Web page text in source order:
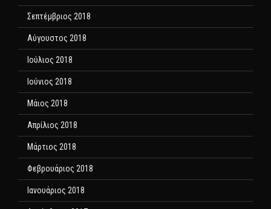
Σεπτέμβριος 2018
Αύγουστος 2018
Ιούλιος 2018
Ιούνιος 2018
Μάιος 2018
Απρίλιος 2018
Μάρτιος 2018
Φεβρουάριος 2018
Ιανουάριος 2018